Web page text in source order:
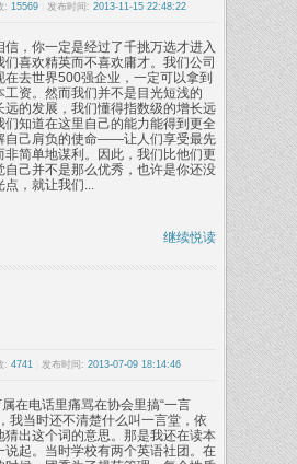
: 15569 发布时间: 2013-11-15 22:48:22
，你一定是经过了千挑万选才进入
喜欢精英而不喜欢庸才。我们公司
去世界500强企业，一定可以拿到
工资。然而我们并不是目光短浅的
远的发展，我们懂得指数级的增长远
们知道在这里自己的能力能得到更全
自己肩负的使命——让人们享受最先
非简单地谋利。因此，我们比他们更
自己并不是那么优秀，也许是你还没
点，就让我们...
继续悦读
: 4741 发布时间: 2013-07-09 18:14:46
在电话里痛骂在协会里搞“一言
我当时还不清楚什么叫一言堂，依
猜出这个词的意思。那是我还在读本
说起。当时学校有两个英语社团。在